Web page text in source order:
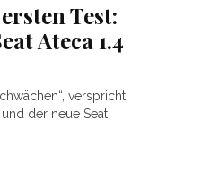
Test:
Ateca 1.4
verspricht
der neue Seat